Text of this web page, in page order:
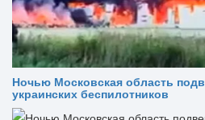
Ночью Московская область
украинских беспилотников